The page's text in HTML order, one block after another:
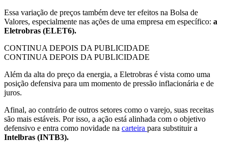
Essa variação de preços também deve ter efeitos na Bolsa de
Valores, especialmente nas ações de uma empresa em específico: a
Eletrobras (ELET6).
CONTINUA DEPOIS DA PUBLICIDADE
CONTINUA DEPOIS DA PUBLICIDADE
Além da alta do preço da energia, a Eletrobras é vista como uma
posição defensiva para um momento de pressão inflacionária e de
juros.
Afinal, ao contrário de outros setores como o varejo, suas receitas
são mais estáveis. Por isso, a ação está alinhada com o objetivo
defensivo e entra como novidade na carteira para substituir a
Intelbras (INTB3).